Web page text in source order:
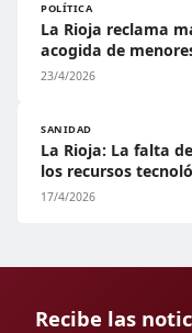
POLÍTICA
La Rioja reclama
acogida de
23/4/2026
SANIDAD
La Rioja: La falta
los recursos
17/4/2026
Recibe las